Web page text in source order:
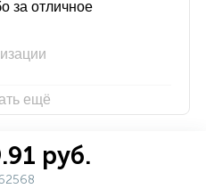
за отличное
ещё
руб.